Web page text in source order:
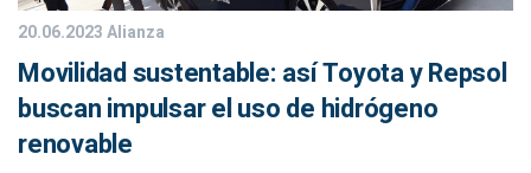
20.06.2023Alianza
Movilidad sustentable: así Toyota y Repsol
buscan impulsar el uso de hidrógeno
renovable